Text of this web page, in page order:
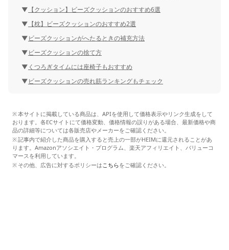
【クッション】ビーズクッションのおすすめ6選
【枕】ビーズクッションのおすすめ2選
ビーズクッションがへたるときの補充方法
ビーズクッションの捨て方
くつろぎタイムには座椅子もおすすめ
ビーズクッションの売れ筋ランキングもチェック
本サイトに掲載している商品は、APIを使用して価格表示やリンク生成をして
おります。各ECサイトにて価格変動、価格情報の誤りがある場合、最新価格や商
品の詳細等については各販売店やメーカーをご確認ください。
記事内で紹介した商品を購入すると売上の一部がHEIMに還元されることがあ
ります。Amazonアソシエイト・プログラム、楽天アフィリエイト、バリューコ
マースを利用しています。
その他、広告に対するポリシーはこちらをご確認ください。